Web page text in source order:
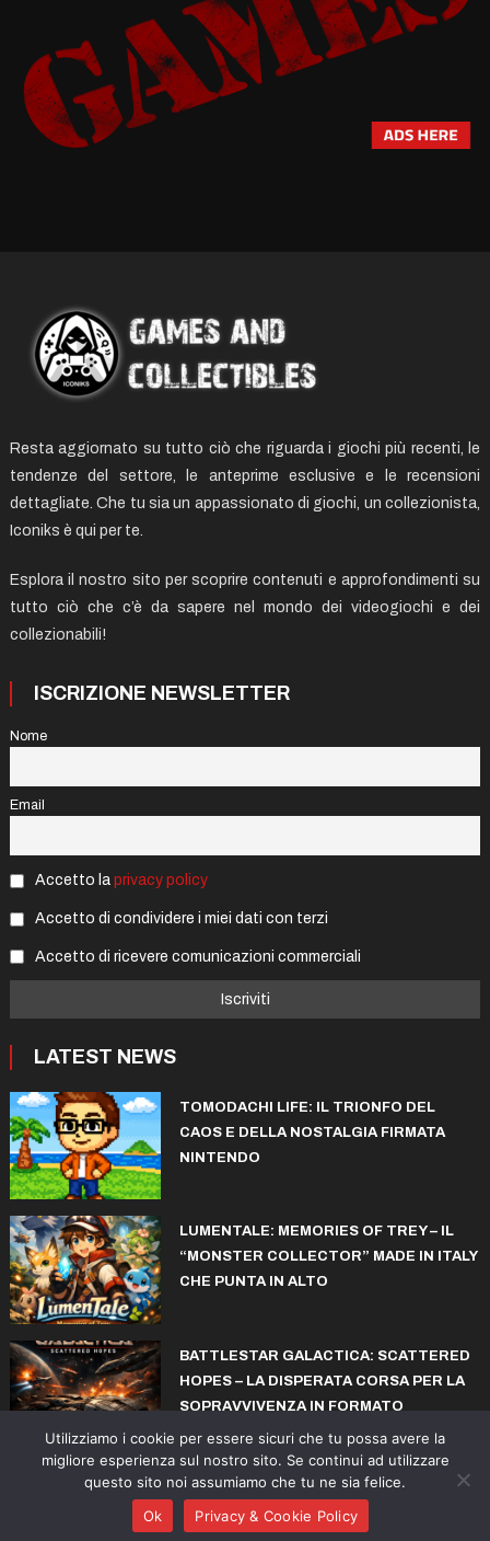
Resta aggiornato su tutto ciò che riguarda i giochi più recenti, le
tendenze del settore, le anteprime esclusive e le recensioni
dettagliate. Che tu sia un appassionato di giochi, un collezionista,
Iconiks è qui per te.
Esplora il nostro sito per scoprire contenuti e approfondimenti su
tutto ciò che c’è da sapere nel mondo dei videogiochi e dei
collezionabili!
ISCRIZIONE NEWSLETTER
Nome
Email
Accetto la privacy policy
Accetto di condividere i miei dati con terzi
Accetto di ricevere comunicazioni commerciali
LATEST NEWS
TOMODACHI LIFE: IL TRIONFO DEL
CAOS E DELLA NOSTALGIA FIRMATA
NINTENDO
LUMENTALE: MEMORIES OF TREY – IL
“MONSTER COLLECTOR” MADE IN ITALY
CHE PUNTA IN ALTO
BATTLESTAR GALACTICA: SCATTERED
HOPES – LA DISPERATA CORSA PER LA
SOPRAVVIVENZA IN FORMATO
ROGUELITE
© copyright iconiks.net 2015-2026
Adventure Sports Arcade
Utilizziamo i cookie per essere sicuri che tu possa avere la
migliore esperienza sul nostro sito. Se continui ad utilizzare
questo sito noi assumiamo che tu ne sia felice.
Ok
Privacy & Cookie Policy